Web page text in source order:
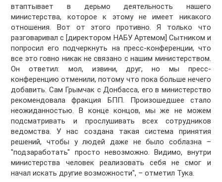
втаптывает в дерьмо деятельность нашего
министерства, которое к этому не имеет никакого
отношения. Вот от этого противно. Я только что
разговаривал с [директором НАБУ Артемом] Сытником и
попросил его подчеркнуть на пресс-конференции, что
все это говно никак не связано с нашим министерством.
Он ответил: мол, извини, друг, но мы пресс-
конференцию отменили, потому что пока больше нечего
добавить. Сам Грымчак с Донбасса, его в министерство
рекомендовала фракция БПП. Произошедшее стало
неожиданностью. В конце концов, мы же не можем
подсматривать и прослушивать всех сотрудников
ведомства. У нас создана такая система принятия
решений, чтобы у людей даже не было соблазна –
"подзаработать" просто невозможно. Видимо, внутри
министерства человек реализовать себя не смог и
начал искать другие возможности", – отметил Тука.